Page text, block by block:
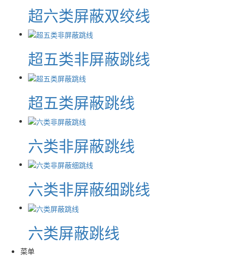
超六类屏蔽双绞线
超五类非屏蔽跳线
超五类屏蔽跳线
六类非屏蔽跳线
六类非屏蔽细跳线
六类屏蔽跳线
菜单